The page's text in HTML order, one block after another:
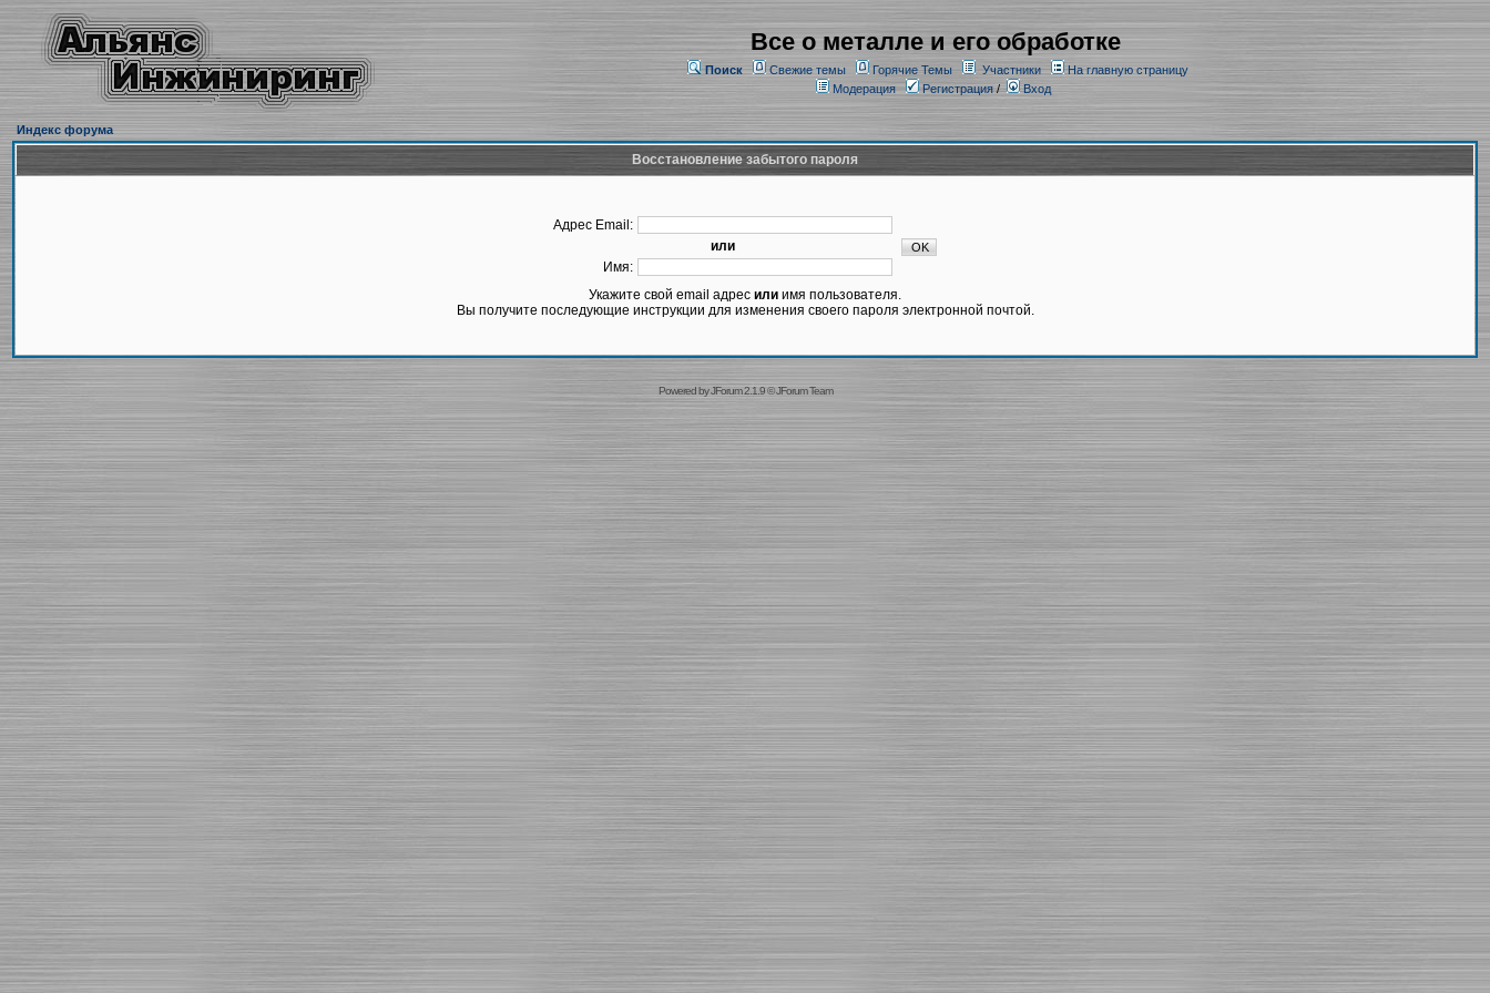
Все о металле и его обработке
Поиск Свежие темы Горячие Темы Участники
На главную страницу
Модерация
Регистрация/ Вход
Индекс форума
Восстановление забытого пароля
Адрес Email:
или
Имя:
Укажите свой email адрес или имя пользователя.
Вы получите последующие инструкции для изменения своего пароля электронной почтой.
Powered byJForum 2.1.9©JForum Team